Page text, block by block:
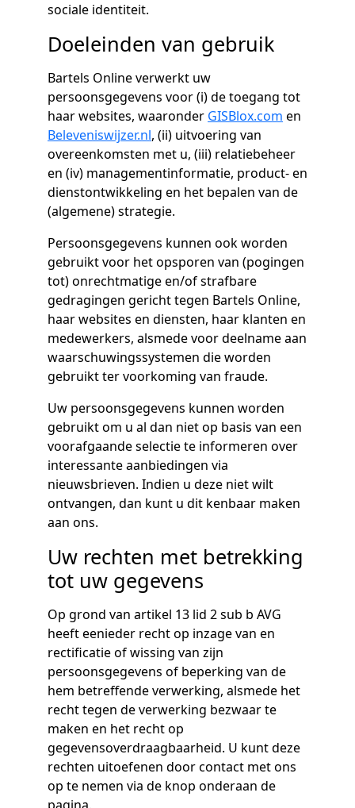
sociale identiteit.
Doeleinden van gebruik
Bartels Online verwerkt uw
persoonsgegevens voor (i) de toegang tot
haar websites, waaronder GISBlox.com en
Beleveniswijzer.nl, (ii) uitvoering van
overeenkomsten met u, (iii) relatiebeheer
en (iv) managementinformatie, product- en
dienstontwikkeling en het bepalen van de
(algemene) strategie.
Persoonsgegevens kunnen ook worden
gebruikt voor het opsporen van (pogingen
tot) onrechtmatige en/of strafbare
gedragingen gericht tegen Bartels Online,
haar websites en diensten, haar klanten en
medewerkers, alsmede voor deelname aan
waarschuwingssystemen die worden
gebruikt ter voorkoming van fraude.
Uw persoonsgegevens kunnen worden
gebruikt om u al dan niet op basis van een
voorafgaande selectie te informeren over
interessante aanbiedingen via
nieuwsbrieven. Indien u deze niet wilt
ontvangen, dan kunt u dit kenbaar maken
aan ons.
Uw rechten met betrekking
tot uw gegevens
Op grond van artikel 13 lid 2 sub b AVG
heeft eenieder recht op inzage van en
rectificatie of wissing van zijn
persoonsgegevens of beperking van de
hem betreffende verwerking, alsmede het
recht tegen de verwerking bezwaar te
maken en het recht op
gegevensoverdraagbaarheid. U kunt deze
rechten uitoefenen door contact met ons
op te nemen via de knop onderaan de